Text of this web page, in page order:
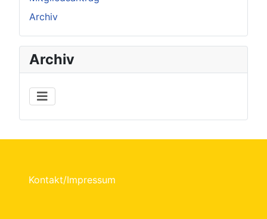
Archiv
Archiv
Kontakt/Impressum